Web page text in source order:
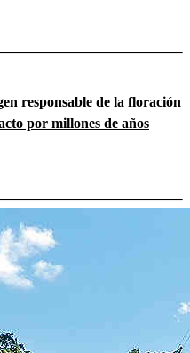
responsable de la floración
por millones de años